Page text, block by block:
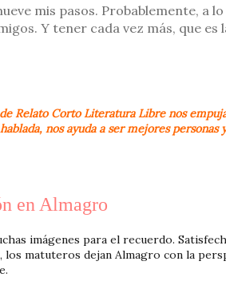
mis pasos. Probablemente, a
Y tener cada vez más, que es
Relato Corto Literatura Libre nos
nos ayuda a ser mejores personas
en Almagro
imágenes para el recuerdo.
matuteros dejan Almagro con la